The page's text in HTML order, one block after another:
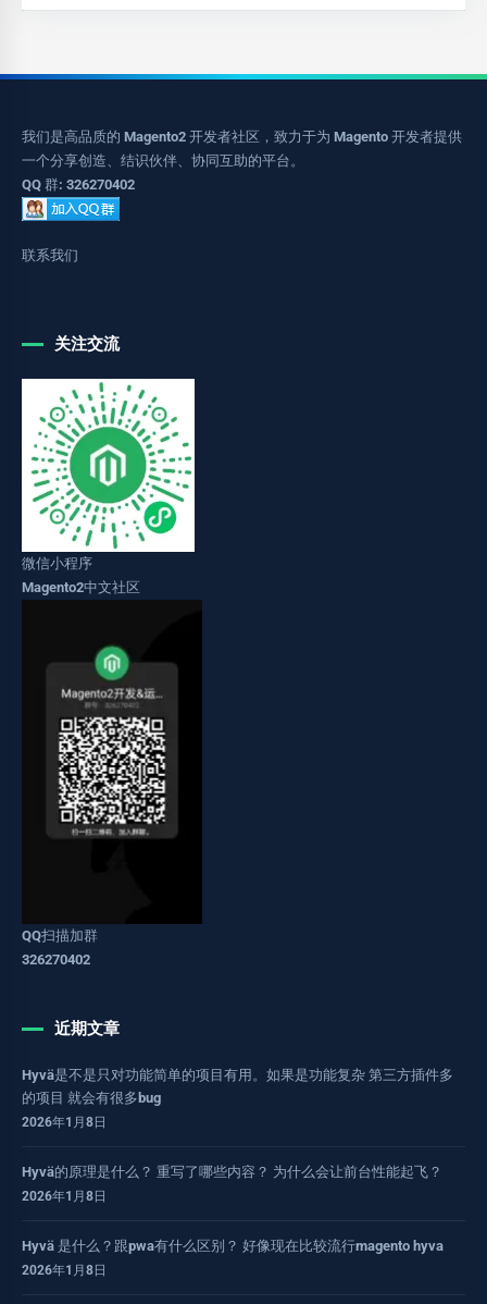
我们是高品质的 Magento2 开发者社区，致力于为 Magento 开发者提供
一个分享创造、结识伙伴、协同互助的平台。
QQ 群: 326270402
联系我们
关注交流
微信小程序
Magento2中文社区
QQ扫描加群
326270402
近期文章
Hyvä是不是只对功能简单的项目有用。如果是功能复杂 第三方插件多
的项目 就会有很多bug
2026年1月8日
Hyvä的原理是什么？ 重写了哪些内容？ 为什么会让前台性能起飞？
2026年1月8日
Hyvä 是什么？跟pwa有什么区别？ 好像现在比较流行magento hyva
2026年1月8日